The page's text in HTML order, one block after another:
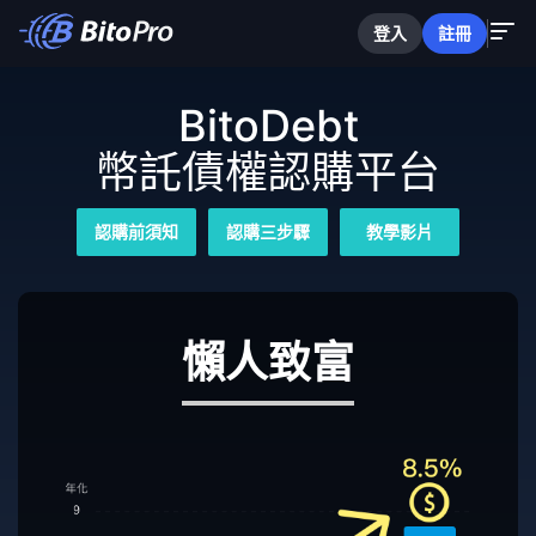
登入 註冊
BitoDebt
幣託債權認購平台
認購前須知 認購三步驟 教學影片
懶人致富